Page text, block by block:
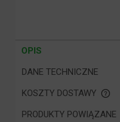
OPIS
DANE TECHNICZNE
KOSZTY DOSTAWY
CENA NIE ZAWIERA
PRODUKTY POWIĄZANE